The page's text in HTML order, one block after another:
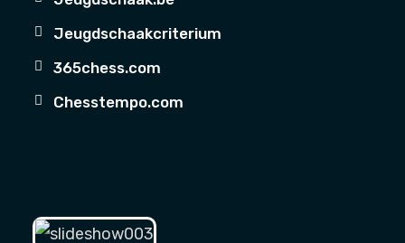
Jeugdschaakcriterium
365chess.com
Chesstempo.com